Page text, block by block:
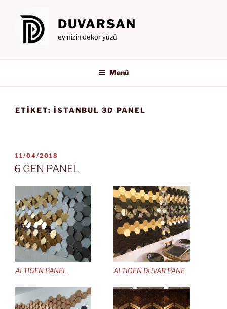
DUVARSAN
evinizin dekor yüzü
Menü
ETIKET: ISTANBUL 3D PANEL
YAYIM
TARIHI
11/04/2018
6 GEN PANEL
ALTIGEN PANEL ALTIGEN DUVAR PANE